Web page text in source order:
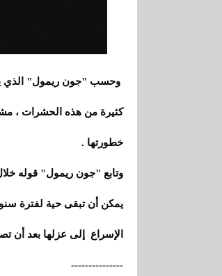
وحسب "جون ريمول" الذي
كثيرة من هذه الحشرات ،
خطورتها .
وتابع "جون ريمول" قوله
يمكن أن تبقى حية لفترة
الإسراع إلى عزلها بعد أن
---------------